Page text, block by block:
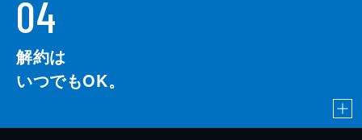
04
解約は
いつでもOK。